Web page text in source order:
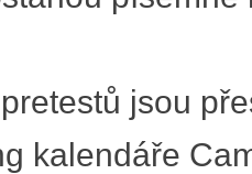
jsou
kalendáře